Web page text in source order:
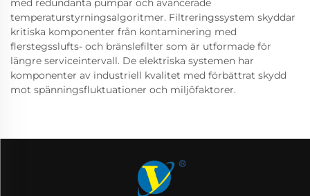
med redundanta pumpar och avancerade
temperaturstyrningsalgoritmer. Filtreringssystem skyddar
kritiska komponenter från kontaminering med
flerstegsslufts- och bränslefilter som är utformade för
längre serviceintervall. De elektriska systemen har
komponenter av industriell kvalitet med förbättrat skydd
mot spänningsfluktuationer och miljöfaktorer.